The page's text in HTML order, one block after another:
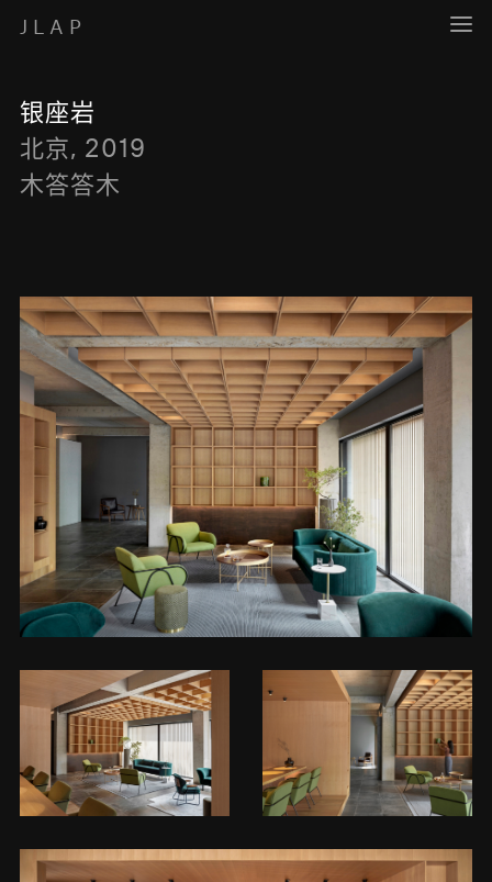
JLAP
银座岩
北京, 2019
木答答木